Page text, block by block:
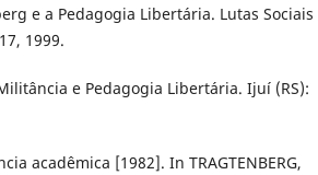
e a Pedagogia Libertária. Lutas Sociais
1999.
e Pedagogia Libertária. Ijuí (RS):
acadêmica [1982]. In TRAGTENBERG,